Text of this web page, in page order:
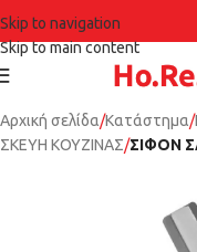
Skip to navigation
Skip to main content
Αρχική σελίδα Κατάστημα
ΣΚΕΥΗ ΚΟΥΖΙΝΑΣ ΣΙΦΟΝ